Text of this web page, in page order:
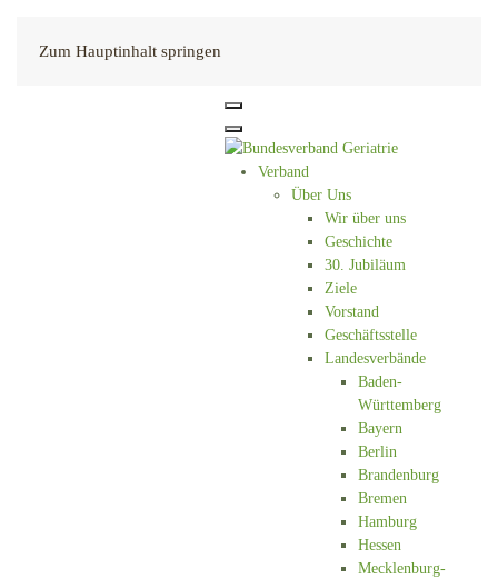
Zum Hauptinhalt springen
Verband
Über Uns
Wir über uns
Geschichte
30. Jubiläum
Ziele
Vorstand
Geschäftsstelle
Landesverbände
Baden-
Württemberg
Bayern
Berlin
Brandenburg
Bremen
Hamburg
Hessen
Mecklenburg-